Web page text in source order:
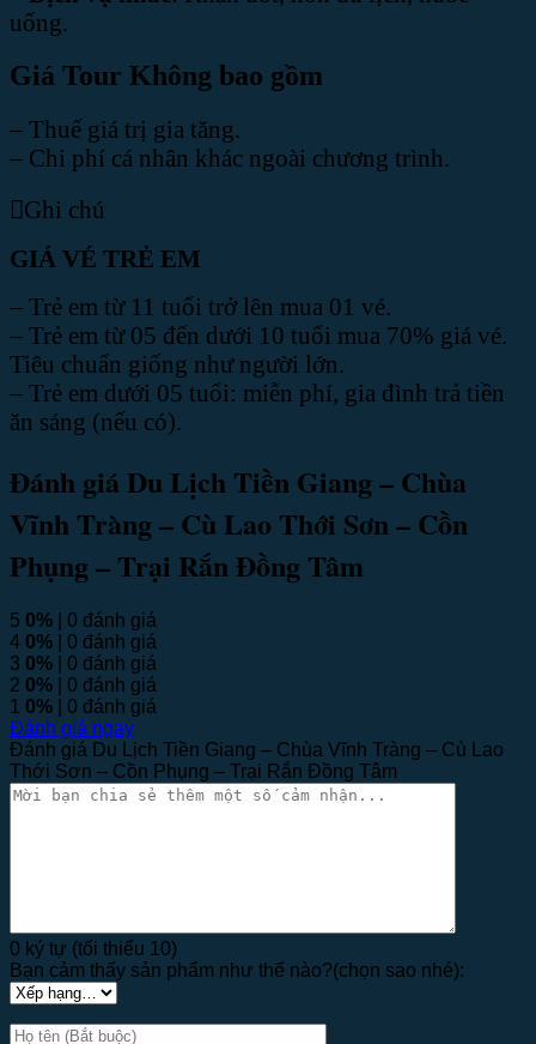
uống.
Giá Tour Không bao gồm
– Thuế giá trị gia tăng.
– Chi phí cá nhân khác ngoài chương trình.
Ghi chú
GIÁ VÉ TRẺ EM
– Trẻ em từ 11 tuổi trở lên mua 01 vé.
– Trẻ em từ 05 đến dưới 10 tuổi mua 70% giá vé.
Tiêu chuẩn giống như người lớn.
– Trẻ em dưới 05 tuổi: miễn phí, gia đình trả tiền
ăn sáng (nếu có).
Đánh giá Du Lịch Tiền Giang – Chùa
Vĩnh Tràng – Cù Lao Thới Sơn – Cồn
Phụng – Trại Rắn Đồng Tâm
5 0% | 0 đánh giá
4 0% | 0 đánh giá
3 0% | 0 đánh giá
2 0% | 0 đánh giá
1 0% | 0 đánh giá
Đánh giá ngay
Đánh giá Du Lịch Tiền Giang – Chùa Vĩnh Tràng – Cù Lao
Thới Sơn – Cồn Phụng – Trại Rắn Đồng Tâm
0 ký tự (tối thiểu 10)
Bạn cảm thấy sản phẩm như thế nào?(chọn sao nhé):